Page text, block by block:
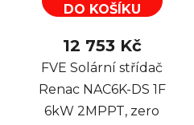
DO KOŠÍKU
12 753 Kč
FVE Solární střídač
Renac NAC6K-DS 1F
6kW 2MPPT, zero